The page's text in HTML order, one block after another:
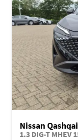
Nissan Qashqai